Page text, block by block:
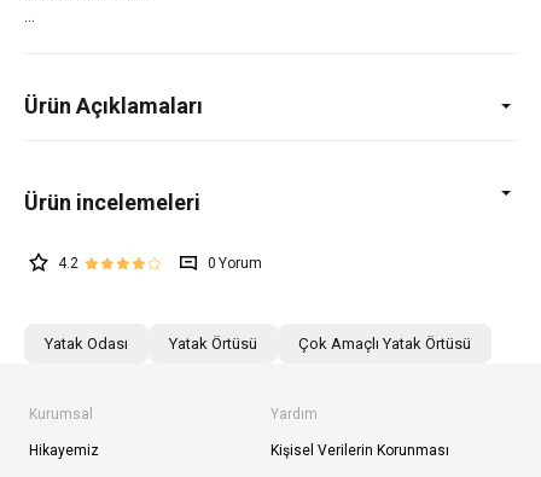
Ürün Açıklamaları
4.2 0
Yatak Odası Yatak Örtüsü Çok Amaçlı Yatak Örtüsü
Kurumsal
Hikayemiz
Yardım
Kişisel Verilerin Korunması